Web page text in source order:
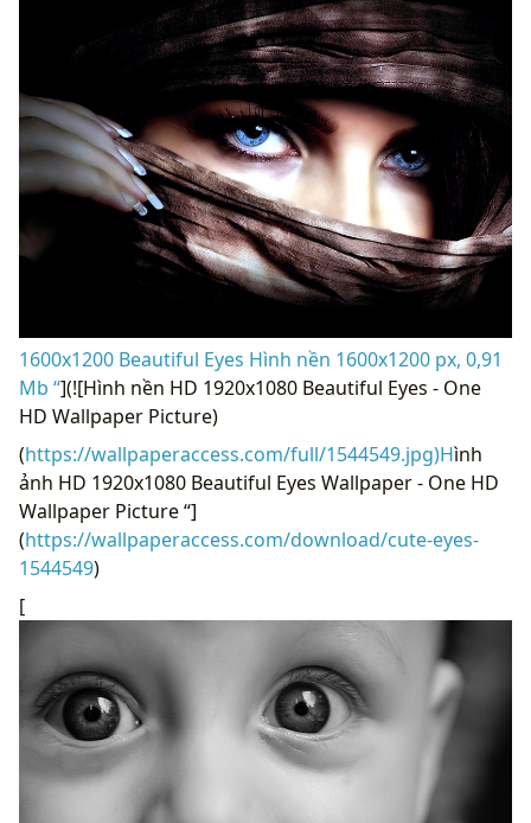
1600x1200 Beautiful Eyes Hình nền 1600x1200 px, 0,91
Mb “](![Hình nền HD 1920x1080 Beautiful Eyes - One
HD Wallpaper Picture)
(https://wallpaperaccess.com/full/1544549.jpg)Hình
ảnh HD 1920x1080 Beautiful Eyes Wallpaper - One HD
Wallpaper Picture “]
(https://wallpaperaccess.com/download/cute-eyes-
1544549)
[